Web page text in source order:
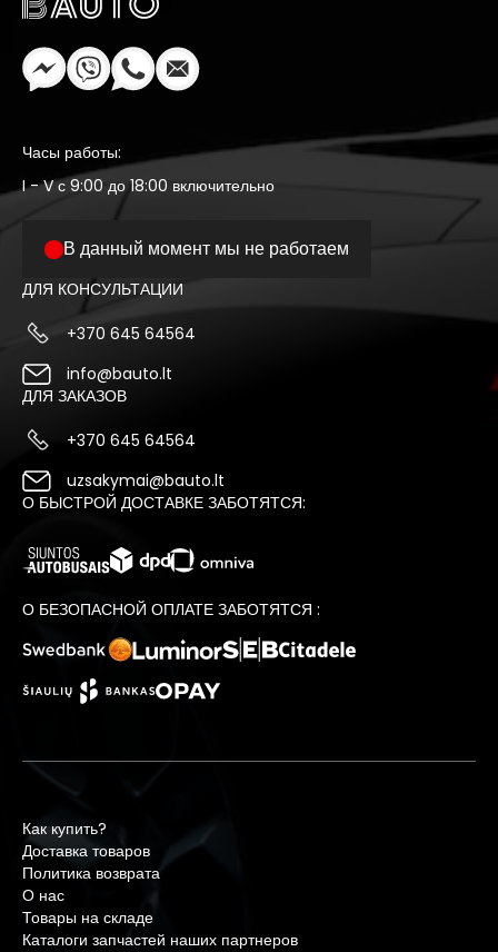
Часы работы:
I - V с 9:00 до 18:00 включительно
В данный момент мы не работаем
ДЛЯ КОНСУЛЬТАЦИИ
+370 645 64564
info@bauto.lt
ДЛЯ ЗАКАЗОВ
+370 645 64564
uzsakymai@bauto.lt
О БЫСТРОЙ ДОСТАВКЕ ЗАБОТЯТСЯ:
О БЕЗОПАСНОЙ ОПЛАТЕ ЗАБОТЯТСЯ :
Как купить?
Доставка товаров
Политика возврата
О нас
Товары на складе
Каталоги запчастей наших партнеров